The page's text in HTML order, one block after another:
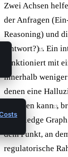
Zwei Achsen
der Anfragen
Reasoning) und
Antwort?)15. Ein
funktioniert mit
innerhalb
denen eine
auslösen kann13,
Knowledge
dem Punkt, an
regulatorische